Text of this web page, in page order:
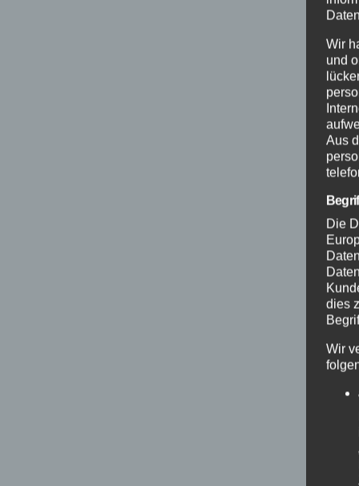
Wir
und
Aus
Die
dies
Wir